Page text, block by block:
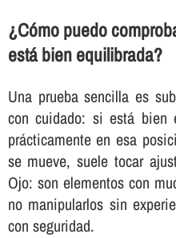
¿Cómo puedo
está bien equilibrada?
Una prueba sencilla es
con cuidado: si está bien
prácticamente en esa
se mueve, suele tocar
Ojo: son elementos con
no manipularlos sin
con seguridad.